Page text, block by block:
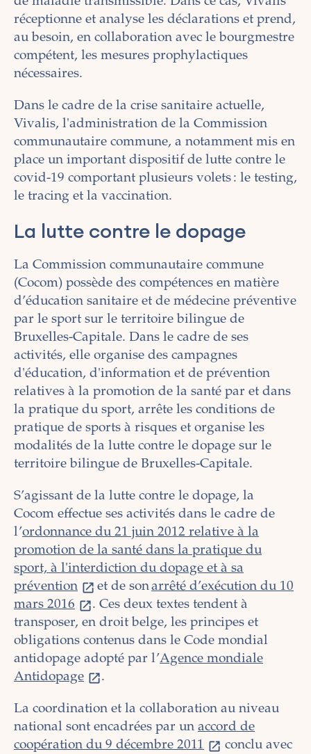
réceptionne et analyse les déclarations et prend,
au besoin, en collaboration avec le bourgmestre
compétent, les mesures prophylactiques
nécessaires.
Dans le cadre de la crise sanitaire actuelle,
Vivalis, l'administration de la Commission
communautaire commune, a notamment mis en
place un important dispositif de lutte contre le
covid-19 comportant plusieurs volets : le testing,
le tracing et la vaccination.
La lutte contre le dopage
La Commission communautaire commune
(Cocom) possède des compétences en matière
d’éducation sanitaire et de médecine préventive
par le sport sur le territoire bilingue de
Bruxelles-Capitale. Dans le cadre de ses
activités, elle organise des campagnes
d'éducation, d'information et de prévention
relatives à la promotion de la santé par et dans
la pratique du sport, arrête les conditions de
pratique de sports à risques et organise les
modalités de la lutte contre le dopage sur le
territoire bilingue de Bruxelles-Capitale.
S’agissant de la lutte contre le dopage, la
Cocom effectue ses activités dans le cadre de
l’ordonnance du 21 juin 2012 relative à la
promotion de la santé dans la pratique du
sport, à l'interdiction du dopage et à sa
prévention
et de sonarrêté d’exécution du 10
mars 2016
. Ces deux textes tendent à
transposer, en droit belge, les principes et
obligations contenus dans le Code mondial
antidopage adopté par l’Agence mondiale
Antidopage
.
La coordination et la collaboration au niveau
national sont encadrées par un accord de
coopération du 9 décembre 2011
conclu avec